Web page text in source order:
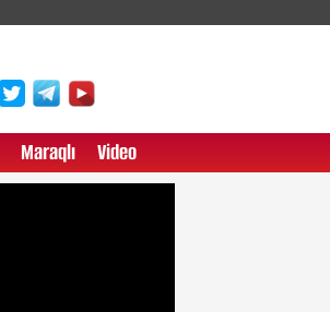
Maraqlı Video